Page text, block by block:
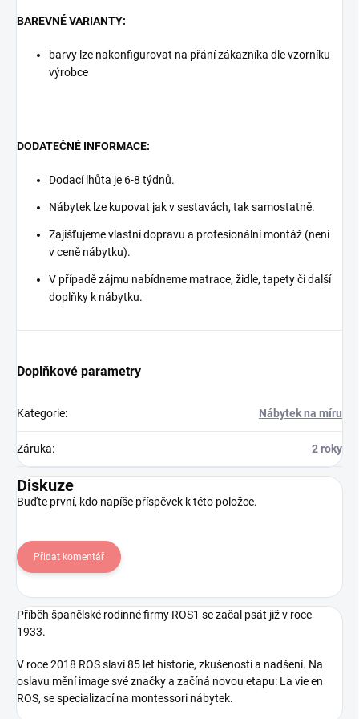
BAREVNÉ VARIANTY:
barvy lze nakonfigurovat na přání zákazníka dle vzorníku
výrobce
DODATEČNÉ INFORMACE:
Dodací lhůta je 6-8 týdnů.
Nábytek lze kupovat jak v sestavách, tak samostatně.
Zajišťujeme vlastní dopravu a profesionální montáž (není
v ceně nábytku).
V případě zájmu nabídneme matrace, židle, tapety či další
doplňky k nábytku.
Doplňkové parametry
Kategorie: Nábytek na míru
Záruka: 2 roky
Diskuze
Buďte první, kdo napíše příspěvek k této položce.
Přidat komentář
Příběh španělské rodinné firmy ROS1 se začal psát již v roce
1933.
V roce 2018 ROS slaví 85 let historie, zkušeností a nadšení. Na
oslavu mění image své značky a začíná novou etapu: La vie en
ROS, se specializací na montessori nábytek.